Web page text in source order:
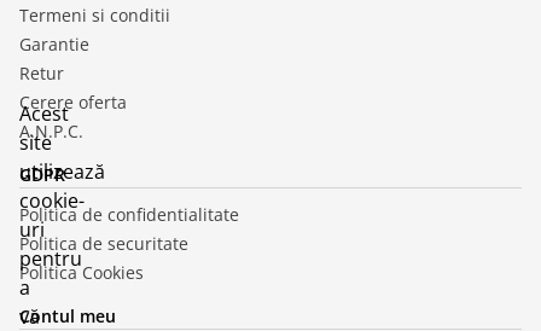
Termeni si conditii
Garantie
Retur
Cerere oferta
A.N.P.C.
GDPR
Politica de confidentialitate
Politica de securitate
Politica Cookies
Contul meu
Acest
site
utilizează
cookie-
uri
pentru
a
vă